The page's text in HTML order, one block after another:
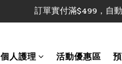
訂單 實付滿$499，即享
訂單實付滿$499，自
個人護理 活動優惠區